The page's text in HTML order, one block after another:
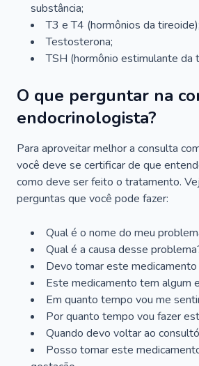
substância;
T3 e T4 (hormônios da tireoide);
Testosterona;
TSH (hormônio estimulante da
O que perguntar na
endocrinologista?
Para aproveitar melhor a consulta
você deve se certificar de que
como deve ser feito o tratamento.
perguntas que você pode fazer:
Qual é o nome do meu
Qual é a causa desse
Devo tomar este
Este medicamento tem algum
Em quanto tempo vou me
Por quanto tempo vou fazer
Quando devo voltar ao
Posso tomar este